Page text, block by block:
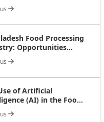
Food Processing
Opportunities...
of Artificial
(AI) in the Foo...